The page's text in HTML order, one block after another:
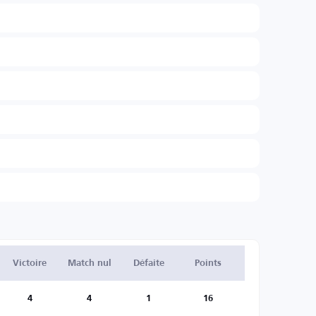
Victoire Match nul Défaite Points
4 4 1 16